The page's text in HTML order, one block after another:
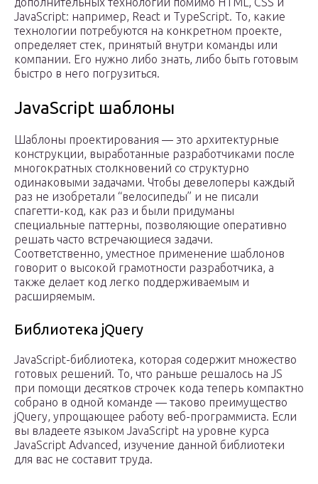
JavaScript: например, React и TypeScript. То, какие
технологии потребуются на конкретном проекте,
определяет стек, принятый внутри команды или
компании. Его нужно либо знать, либо быть готовым
быстро в него погрузиться.
JavaScript шаблоны
Шаблоны проектирования — это архитектурные
конструкции, выработанные разработчиками после
многократных столкновений со структурно
одинаковыми задачами. Чтобы девелоперы каждый
раз не изобретали “велосипеды” и не писали
спагетти-код, как раз и были придуманы
специальные паттерны, позволяющие оперативно
решать часто встречающиеся задачи.
Соответственно, уместное применение шаблонов
говорит о высокой грамотности разработчика, а
также делает код легко поддерживаемым и
расширяемым.
Библиотека jQuery
JavaScript-библиотека, которая содержит множество
готовых решений. То, что раньше решалось на JS
при помощи десятков строчек кода теперь компактно
собрано в одной команде — таково преимущество
jQuery, упрощающее работу веб-программиста. Если
вы владеете языком JavaScript на уровне курса
JavaScript Advanced, изучение данной библиотеки
для вас не составит труда.